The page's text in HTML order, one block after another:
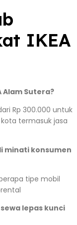
IKEA
Alam Sutera?
Rp 300.000 untuk
termasuk jasa
minati konsumen
tipe mobil
lepas kunci